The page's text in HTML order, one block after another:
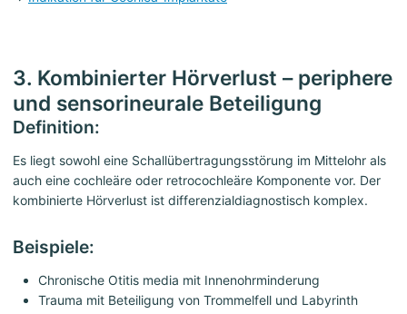
3. Kombinierter Hörverlust – periphere
und sensorineurale Beteiligung
Definition:
Es liegt sowohl eine Schallübertragungsstörung im Mittelohr als
auch eine cochleäre oder retrocochleäre Komponente vor. Der
kombinierte Hörverlust ist differenzialdiagnostisch komplex.
Beispiele:
Chronische Otitis media mit Innenohrminderung
Trauma mit Beteiligung von Trommelfell und Labyrinth